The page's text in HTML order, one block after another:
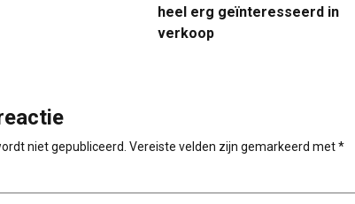
heel erg geïnteresseerd in
verkoop
niet gepubliceerd. Vereiste velden zijn gemarkeerd met*